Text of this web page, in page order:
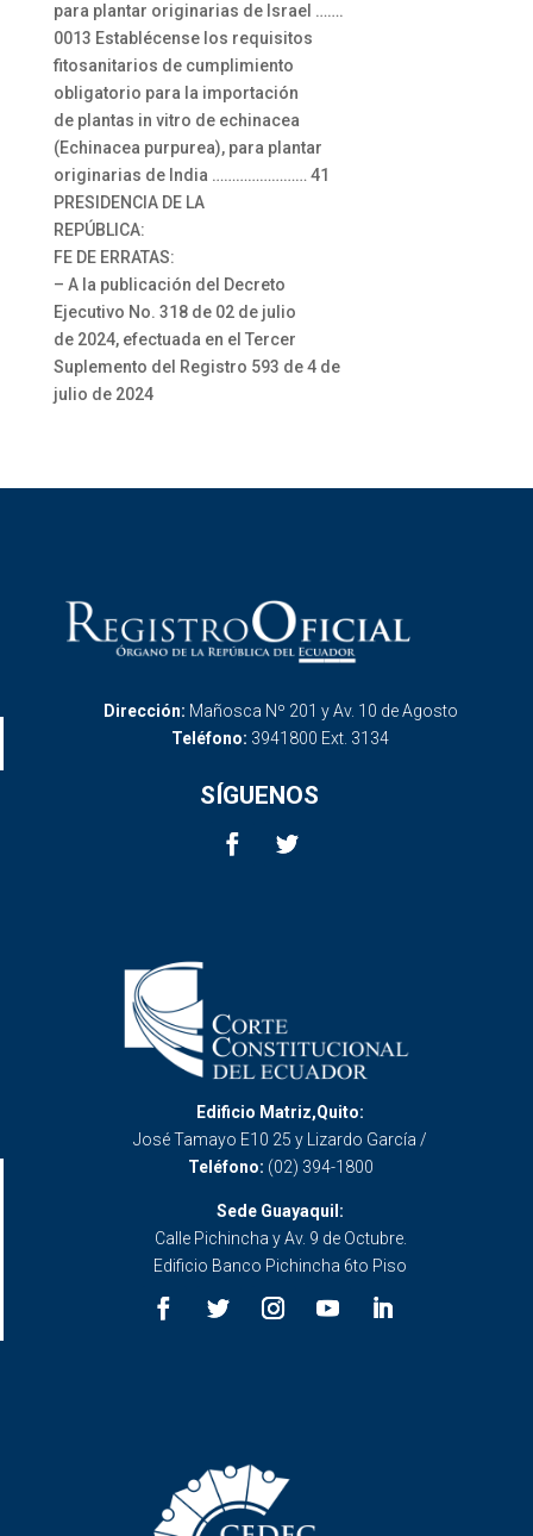
para plantar originarias de Israel …….
0013 Establécense los requisitos
fitosanitarios de cumplimiento
obligatorio para la importación
de plantas in vitro de echinacea
(Echinacea purpurea), para plantar
originarias de India …………………… 41
PRESIDENCIA DE LA
REPÚBLICA:
FE DE ERRATAS:
– A la publicación del Decreto
Ejecutivo No. 318 de 02 de julio
de 2024, efectuada en el Tercer
Suplemento del Registro 593 de 4 de
julio de 2024
Dirección: Mañosca Nº 201 y Av. 10 de Agosto
Teléfono: 3941800 Ext. 3134
SÍGUENOS
Edificio Matriz,Quito:
José Tamayo E10 25 y Lizardo García /
Teléfono: (02) 394-1800
Sede Guayaquil:
Calle Pichincha y Av. 9 de Octubre.
Edificio Banco Pichincha 6to Piso